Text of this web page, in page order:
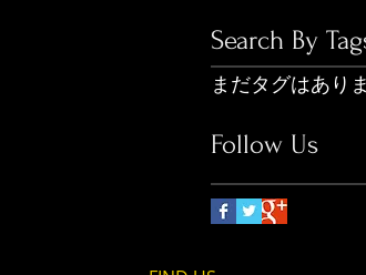
Search By
まだタグはあり
Follow Us